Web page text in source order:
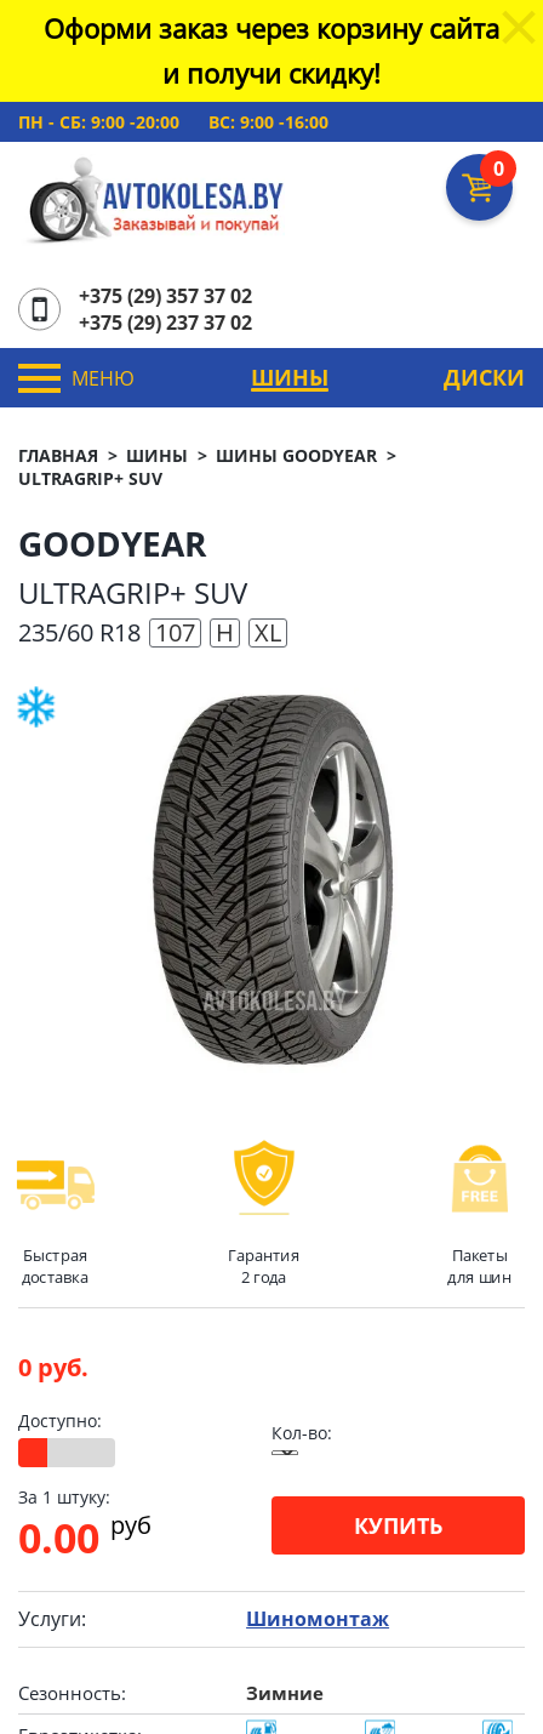
Оформи заказ через корзину сайта
и получи скидку!
ПН - СБ: 9:00 -20:00 ВС: 9:00 -16:00
0
+375 (29) 357 37 02
+375 (29) 237 37 02
МЕНЮ ШИНЫ ДИСКИ
ГЛАВНАЯ ШИНЫ
ШИНЫ GOODYEAR
ULTRAGRIP+ SUV
GOODYEAR
ULTRAGRIP+ SUV
235/60 R18 107 H XL
Быстрая
доставка
Гарантия
2 года
Пакеты
для шин
0 руб.
Доступно:
Кол-во:
За 1 штуку:
0.00 pуб КУПИТЬ
Услуги: Шиномонтаж
Сезонность:
Зимние